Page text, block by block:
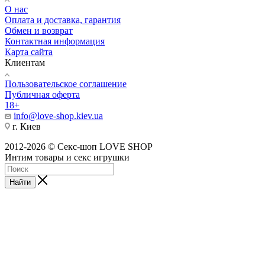
О нас
Оплата и доставка, гарантия
Обмен и возврат
Контактная информация
Карта сайта
Клиентам
Пользовательское соглашение
Публичная оферта
18+
info@love-shop.kiev.ua
г. Киев
2012-2026 © Секс-шоп LOVE SHOP
Интим товары и секс игрушки
Найти